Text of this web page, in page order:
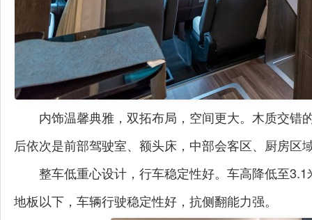
内饰温馨典雅，双拓布局，空间更大。木质交
后依次是前部驾驶室、额头床，中部会客区、厨房区
整车低重心设计，行车稳定性好。 车高降低至3.1
地板以下，车辆行驶稳定性好，抗侧翻能力强。